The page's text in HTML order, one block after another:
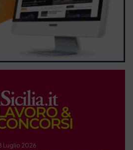
Luglio 2026